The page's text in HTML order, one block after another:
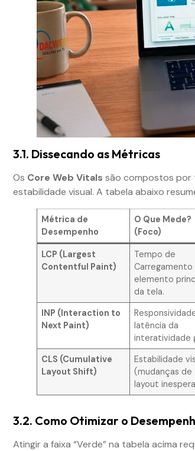
3.1. Dissecando as Métricas
Os Core Web Vitals são compostos por
estabilidade visual. A tabela abaixo
Métrica de
Desempenho
O Que Mede?
(Foco)
LCP (Largest
Contentful Paint)
Tempo de
Carregamento
elemento
da tela.
INP (Interaction to
Next Paint)
latência da
interatividade
CLS (Cumulative
Layout Shift)
Estabilidade
(mudanças de
layout
3.2. Como Otimizar o
Atingir a faixa “Verde” na tabela acima